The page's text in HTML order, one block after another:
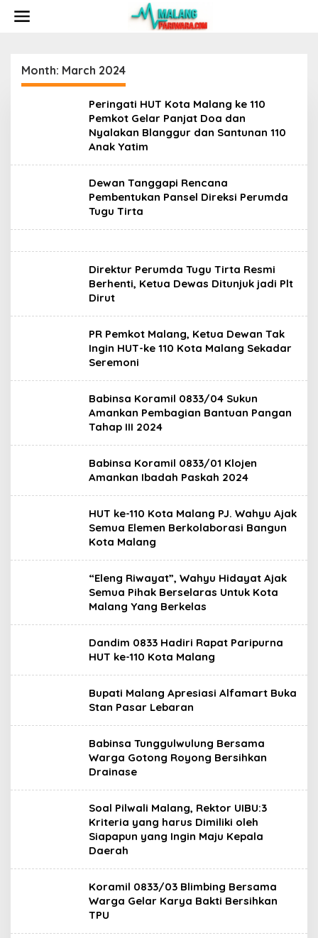
Month: March 2024
Peringati HUT Kota Malang ke 110
Pemkot Gelar Panjat Doa dan
Nyalakan Blanggur dan Santunan 110
Anak Yatim
Dewan Tanggapi Rencana
Pembentukan Pansel Direksi Perumda
Tugu Tirta
Direktur Perumda Tugu Tirta Resmi
Berhenti, Ketua Dewas Ditunjuk jadi Plt
Dirut
PR Pemkot Malang, Ketua Dewan Tak
Ingin HUT-ke 110 Kota Malang Sekadar
Seremoni
Babinsa Koramil 0833/04 Sukun
Amankan Pembagian Bantuan Pangan
Tahap III 2024
Babinsa Koramil 0833/01 Klojen
Amankan Ibadah Paskah 2024
HUT ke-110 Kota Malang PJ. Wahyu Ajak
Semua Elemen Berkolaborasi Bangun
Kota Malang
“Eleng Riwayat”, Wahyu Hidayat Ajak
Semua Pihak Berselaras Untuk Kota
Malang Yang Berkelas
Dandim 0833 Hadiri Rapat Paripurna
HUT ke-110 Kota Malang
Bupati Malang Apresiasi Alfamart Buka
Stan Pasar Lebaran
Babinsa Tunggulwulung Bersama
Warga Gotong Royong Bersihkan
Drainase
Soal Pilwali Malang, Rektor UIBU:3
Kriteria yang harus Dimiliki oleh
Siapapun yang Ingin Maju Kepala
Daerah
Koramil 0833/03 Blimbing Bersama
Warga Gelar Karya Bakti Bersihkan
TPU